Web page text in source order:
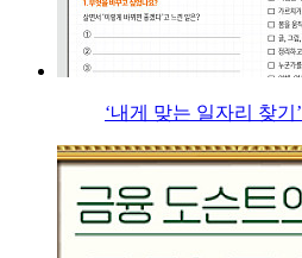
‘내게 맞는 일자리 찾기